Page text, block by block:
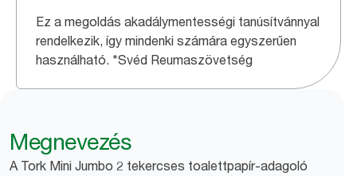
Ez a megoldás akadálymentességi tanúsítvánnyal
rendelkezik, így mindenki számára egyszerűen
használható. *Svéd Reumaszövetség
Megnevezés
A Tork Mini Jumbo 2 tekercses toalettpapír-adagoló